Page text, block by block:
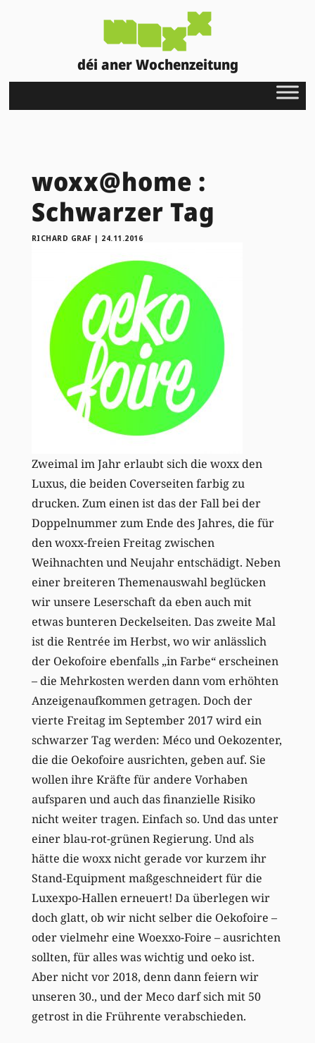
déi aner Wochenzeitung
woxx@home :
Schwarzer Tag
RICHARD GRAF | 24.11.2016
Zweimal im Jahr erlaubt sich die woxx den
Luxus, die beiden Coverseiten farbig zu
drucken. Zum einen ist das der Fall bei der
Doppelnummer zum Ende des Jahres, die für
den woxx-freien Freitag zwischen
Weihnachten und Neujahr entschädigt. Neben
einer breiteren Themenauswahl beglücken
wir unsere Leserschaft da eben auch mit
etwas bunteren Deckelseiten. Das zweite Mal
ist die Rentrée im Herbst, wo wir anlässlich
der Oekofoire ebenfalls „in Farbe“ erscheinen
– die Mehrkosten werden dann vom erhöhten
Anzeigenaufkommen getragen. Doch der
vierte Freitag im September 2017 wird ein
schwarzer Tag werden: Méco und Oekozenter,
die die Oekofoire ausrichten, geben auf. Sie
wollen ihre Kräfte für andere Vorhaben
aufsparen und auch das finanzielle Risiko
nicht weiter tragen. Einfach so. Und das unter
einer blau-rot-grünen Regierung. Und als
hätte die woxx nicht gerade vor kurzem ihr
Stand-Equipment maßgeschneidert für die
Luxexpo-Hallen erneuert! Da überlegen wir
doch glatt, ob wir nicht selber die Oekofoire –
oder vielmehr eine Woexxo-Foire – ausrichten
sollten, für alles was wichtig und oeko ist.
Aber nicht vor 2018, denn dann feiern wir
unseren 30., und der Meco darf sich mit 50
getrost in die Frührente verabschieden.